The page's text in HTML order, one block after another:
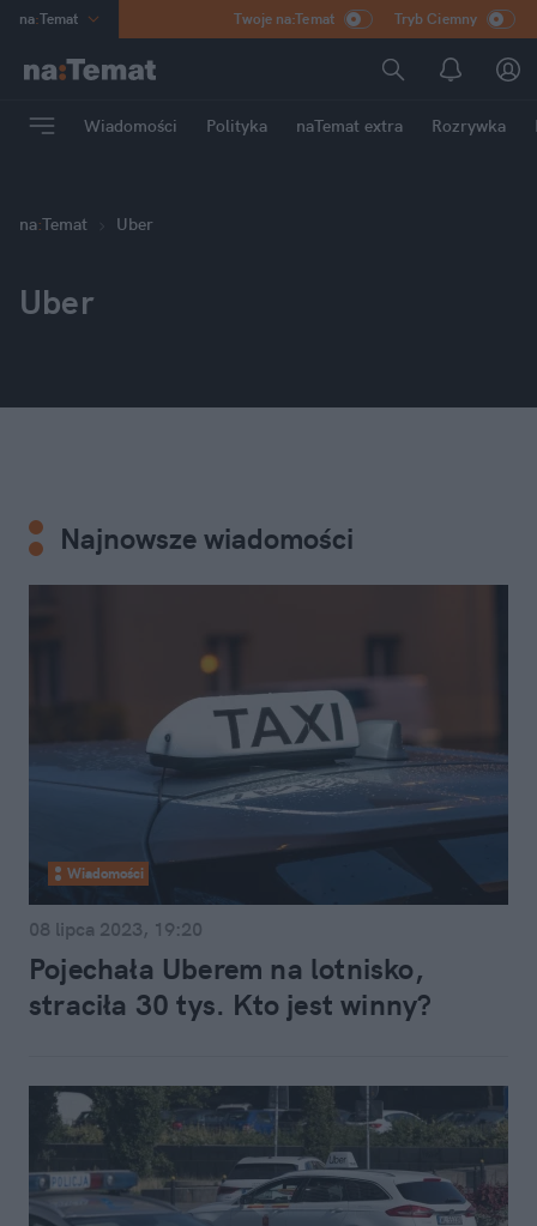
na:Temat
Poland
mama
Rozrywka
Twoje na:Temat Tryb Ciemny
Wiadomości Polityka naTemat extra Rozrywka
na:Temat Uber
Uber
Najnowsze wiadomości
Wiadomości
08 lipca 2023, 19:20
Pojechała Uberem na lotnisko,
straciła 30 tys. Kto jest winny?